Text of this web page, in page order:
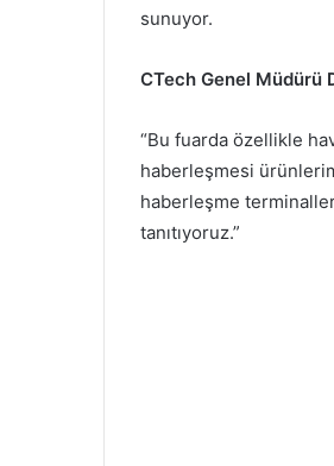
sunuyor.
CTech Genel Müdürü
“Bu fuarda özellikle
haberleşmesi
haberleşme
tanıtıyoruz.”